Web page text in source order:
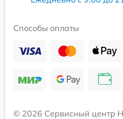
Способы оплаты
© 2026 Сервисный центр